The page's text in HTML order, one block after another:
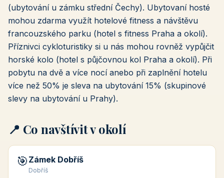
(ubytování u zámku střední Čechy). Ubytovaní hosté
mohou zdarma využít hotelové fitness a návštěvu
francouzského parku (hotel s fitness Praha a okolí).
Příznivci cykloturistiky si u nás mohou rovněž vypůjčit
horské kolo (hotel s půjčovnou kol Praha a okolí). Při
pobytu na dvě a více nocí anebo při zaplnění hotelu
více než 50% je sleva na ubytování 15% (skupinové
slevy na ubytování u Prahy).
📍 Co navštívit v okolí
🎯 Zámek Dobříš
Dobříš